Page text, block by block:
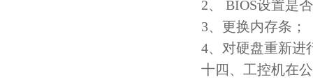
2、 BIOS设置是
3、更换内存条；
4、对硬盘重新进
十四、工控机在